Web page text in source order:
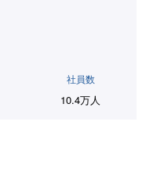
社員数
10.4万人